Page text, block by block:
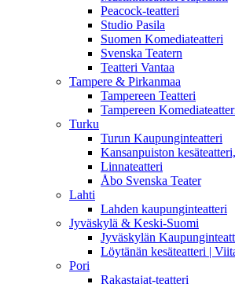
Peacock-teatteri
Studio Pasila
Suomen Komediateatteri
Svenska Teatern
Teatteri Vantaa
Tampere & Pirkanmaa
Tampereen Teatteri
Tampereen
Turku
Turun Kaupunginteatteri
Kansanpuiston
Linnateatteri
Åbo Svenska Teater
Lahti
Lahden kaupunginteatteri
Jyväskylä & Keski-Suomi
Jyväskylän
Löytänän kesäteatteri |
Pori
Rakastajat-teatteri